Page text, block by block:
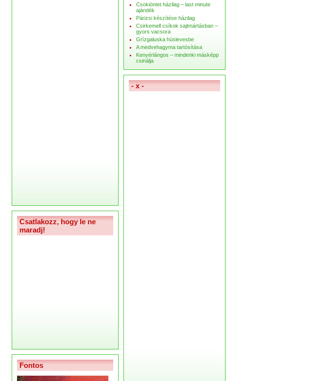
Csatlakozz, hogy le ne
maradj!
Fontos
Csokiöntet házilag – last minute
ajándék
Párizsi készítése házilag
Csirkemell csíkok sajtmártásban –
gyors vacsora
Grízgaluska húslevesbe
A medvehagyma tartósítása
Kenyérlángos – mindenki másképp
csinálja
- x -